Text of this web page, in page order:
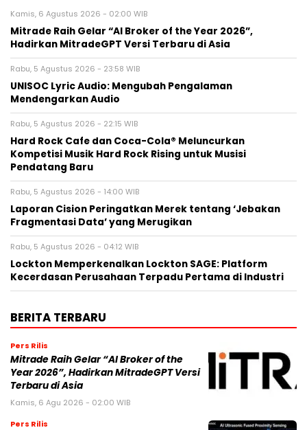
Kamis, 6 Agustus 2026 - 02:00 WIB
Mitrade Raih Gelar “AI Broker of the Year 2026”,
Hadirkan MitradeGPT Versi Terbaru di Asia
Rabu, 5 Agustus 2026 - 23:58 WIB
UNISOC Lyric Audio: Mengubah Pengalaman
Mendengarkan Audio
Rabu, 5 Agustus 2026 - 22:15 WIB
Hard Rock Cafe dan Coca-Cola® Meluncurkan
Kompetisi Musik Hard Rock Rising untuk Musisi
Pendatang Baru
Rabu, 5 Agustus 2026 - 14:00 WIB
Laporan Cision Peringatkan Merek tentang ‘Jebakan
Fragmentasi Data’ yang Merugikan
Rabu, 5 Agustus 2026 - 04:12 WIB
Lockton Memperkenalkan Lockton SAGE: Platform
Kecerdasan Perusahaan Terpadu Pertama di Industri
BERITA TERBARU
Pers Rilis
Mitrade Raih Gelar “AI Broker of the
Year 2026”, Hadirkan MitradeGPT Versi
Terbaru di Asia
Kamis, 6 Agu 2026 - 02:00 WIB
Pers Rilis